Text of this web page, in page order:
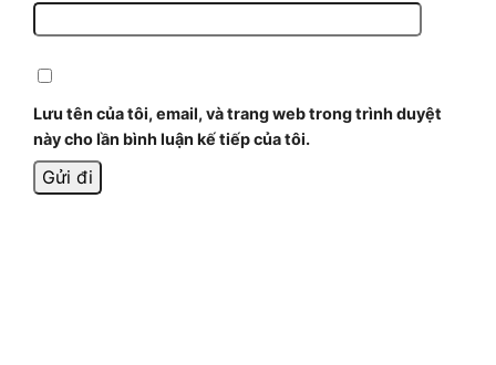
Lưu tên của tôi, email, và trang web trong trình duyệt
này cho lần bình luận kế tiếp của tôi.